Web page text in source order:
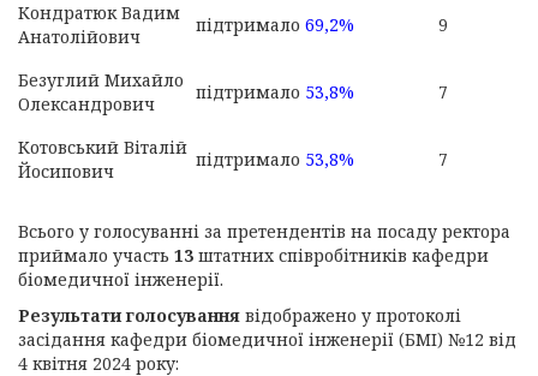
Кондратюк Вадим
Анатолійович
підтримало 69,2% 9
Безуглий Михайло
Олександрович
підтримало 53,8% 7
Котовський Віталій
Йосипович
підтримало 53,8% 7
Всього у голосуванні за претендентів на посаду ректора
приймало участь 13 штатних співробітників кафедри
біомедичної інженерії.
Результати голосування відображено у протоколі
засідання кафедри біомедичної інженерії (БМІ) №12 від
4 квітня 2024 року: